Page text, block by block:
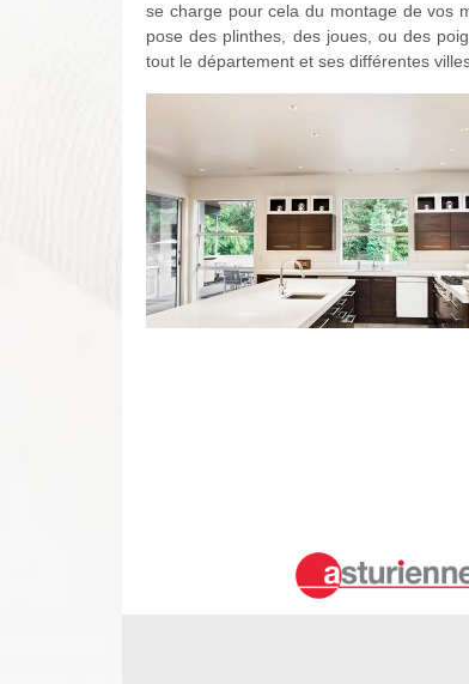
se charge pour cela du montage de vos
pose des plinthes, des joues, ou des
tout le département et ses différentes
l’équipe d’artisan pose de cuisine à
ou particulier sir le département.
meilleur résultat. Cuisiniste sur Rilly Sur
d’évier, pose de hotte…